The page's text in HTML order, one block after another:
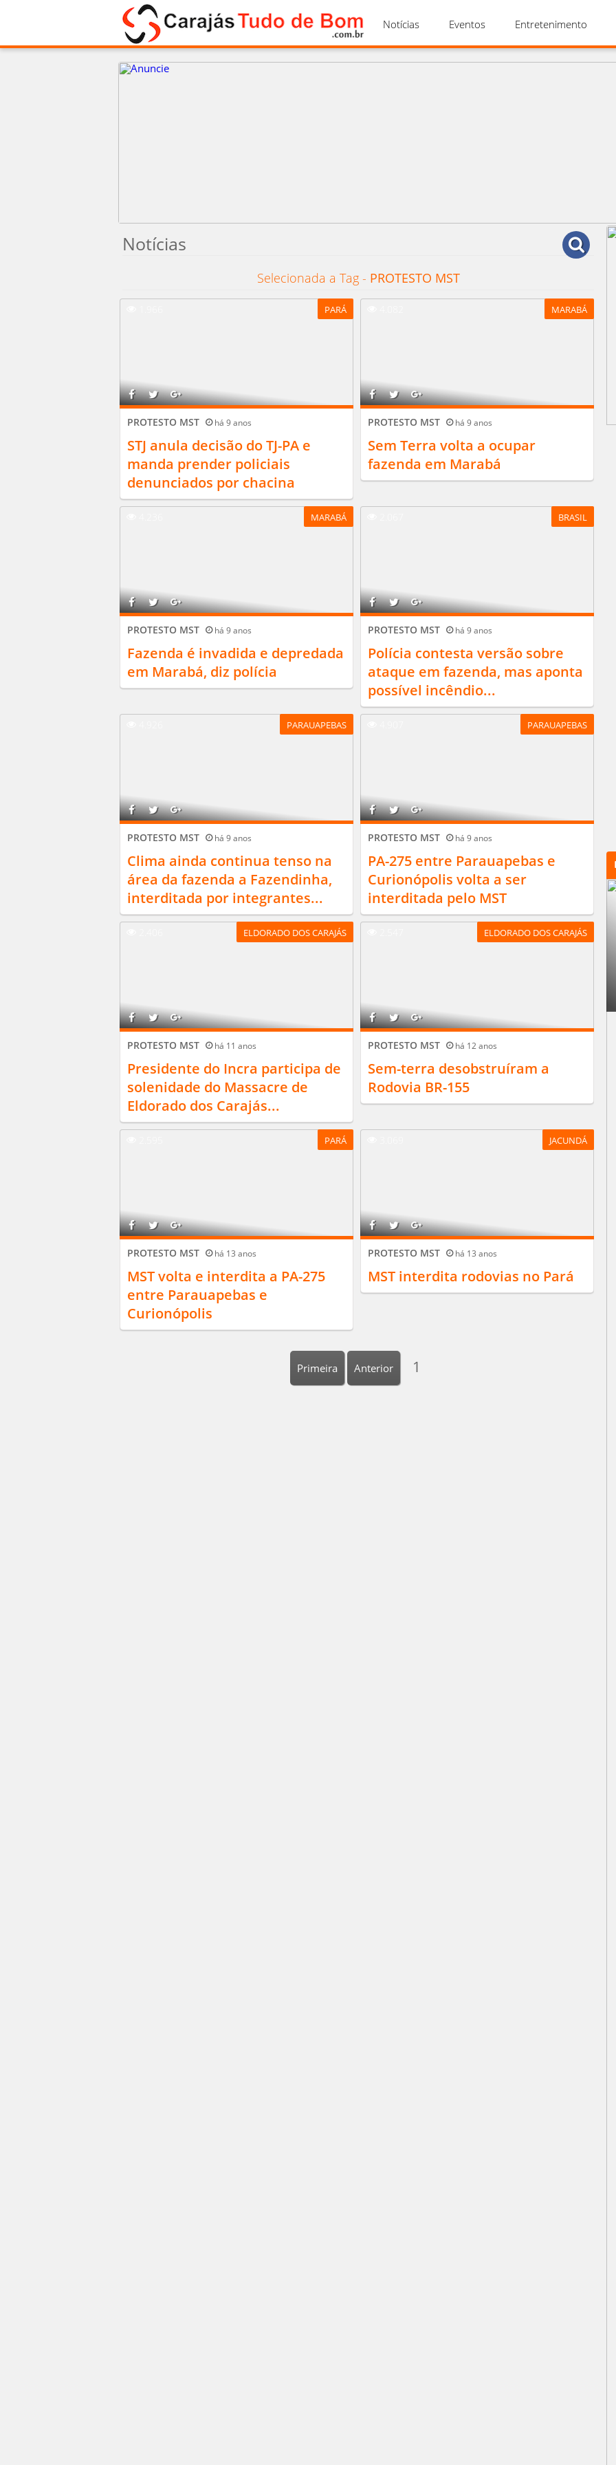
Notícias Eventos Entretenimento
Notícias
Selecionada a Tag - PROTESTO MST
PARÁ
PROTESTO MST há 9 anos
STJ anula decisão do TJ-PA e
manda prender policiais
denunciados por chacina
MARABÁ
PROTESTO MST há 9 anos
Sem Terra volta a ocupar
fazenda em Marabá
MARABÁ
PROTESTO MST há 9 anos
Fazenda é invadida e depredada
em Marabá, diz polícia
BRASIL
PROTESTO MST há 9 anos
Polícia contesta versão sobre
ataque em fazenda, mas aponta
possível incêndio...
PARAUAPEBAS
PROTESTO MST há 9 anos
Clima ainda continua tenso na
área da fazenda a Fazendinha,
interditada por integrantes...
PARAUAPEBAS
PROTESTO MST há 9 anos
PA-275 entre Parauapebas e
Curionópolis volta a ser
interditada pelo MST
ELDORADO DOS CARAJÁS
PROTESTO MST há 11 anos
Presidente do Incra participa de
solenidade do Massacre de
Eldorado dos Carajás...
ELDORADO DOS CARAJÁS
PROTESTO MST há 12 anos
Sem-terra desobstruí­ram a
Rodovia BR-155
PARÁ
PROTESTO MST há 13 anos
MST volta e interdita a PA-275
entre Parauapebas e
Curionópolis
JACUNDÁ
PROTESTO MST há 13 anos
MST interdita rodovias no Pará
Primeira Anterior 1